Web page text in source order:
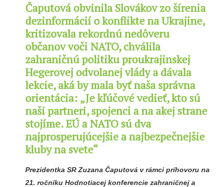
Čaputová obvinila Slovákov zo šírenia
dezinformácií o konflikte na Ukrajine,
kritizovala rekordnú nedôveru
občanov voči NATO, chválila
zahraničnú politiku proukrajinskej
Hegerovej odvolanej vlády a dávala
lekcie, aká by mala byť naša správna
orientácia: „Je kľúčové vedieť, kto sú
naši partneri, spojenci a na akej strane
stojíme. EÚ a NATO sú dva
najprosperujúcejšie a najbezpečnejšie
kluby na svete“
Prezidentka SR Zuzana Čaputová v rámci príhovoru na
21. ročníku Hodnotiacej konferencie zahraničnej a